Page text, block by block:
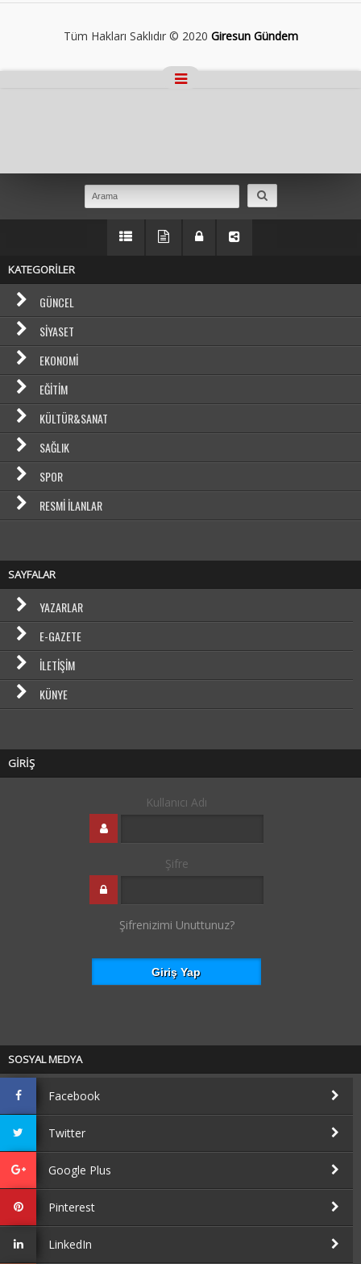
Tüm Hakları Saklıdır © 2020 Giresun Gündem
KATEGORİLER
GÜNCEL
SIYASET
EKONOMI
EĞITIM
KÜLTÜR&SANAT
SAĞLIK
SPOR
RESMI İLANLAR
SAYFALAR
YAZARLAR
E-GAZETE
İLETIŞIM
KÜNYE
GİRİŞ
Kullanıcı Adı
Şifre
Şifrenizimi Unuttunuz?
SOSYAL MEDYA
Facebook
Twitter
Google Plus
Pinterest
LinkedIn